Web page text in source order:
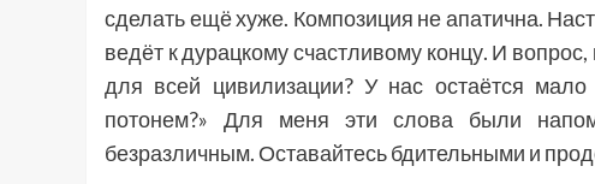
сделать ещё хуже. Композиция не апатична.
ведёт к дурацкому счастливому концу. И
для всей цивилизации? У нас остаётся
потонем?» Для меня эти слова были
безразличным. Оставайтесь бдительными и